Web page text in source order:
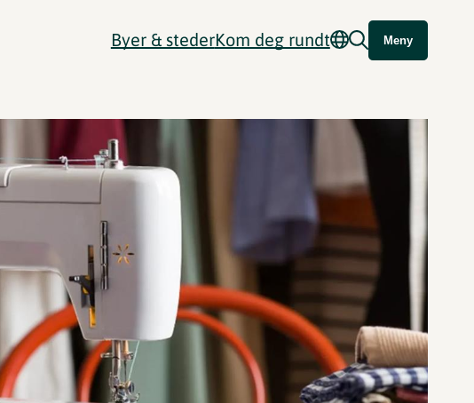
Byer & stederKom deg rundt Meny